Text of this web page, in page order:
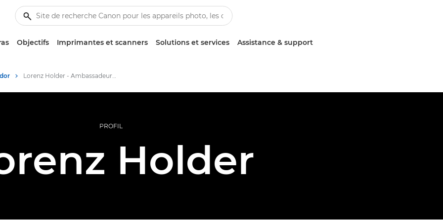
Objectifs Imprimantes et scanners Solutions et services Assistance & support
Lorenz Holder - Ambassadeurs Canon
PROFIL
Holder